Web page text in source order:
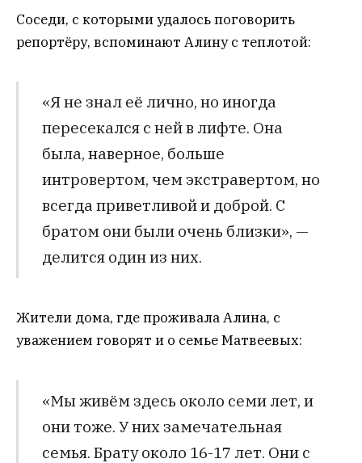
Соседи, с которыми удалось поговорить
репортёру, вспоминают Алину с теплотой:
«Я не знал её лично, но иногда
пересекался с ней в лифте. Она
была, наверное, больше
интровертом, чем экстравертом, но
всегда приветливой и доброй. С
братом они были очень близки», —
делится один из них.
Жители дома, где проживала Алина, с
уважением говорят и о семье Матвеевых:
«Мы живём здесь около семи лет, и
они тоже. У них замечательная
семья. Брату около 16-17 лет. Они с